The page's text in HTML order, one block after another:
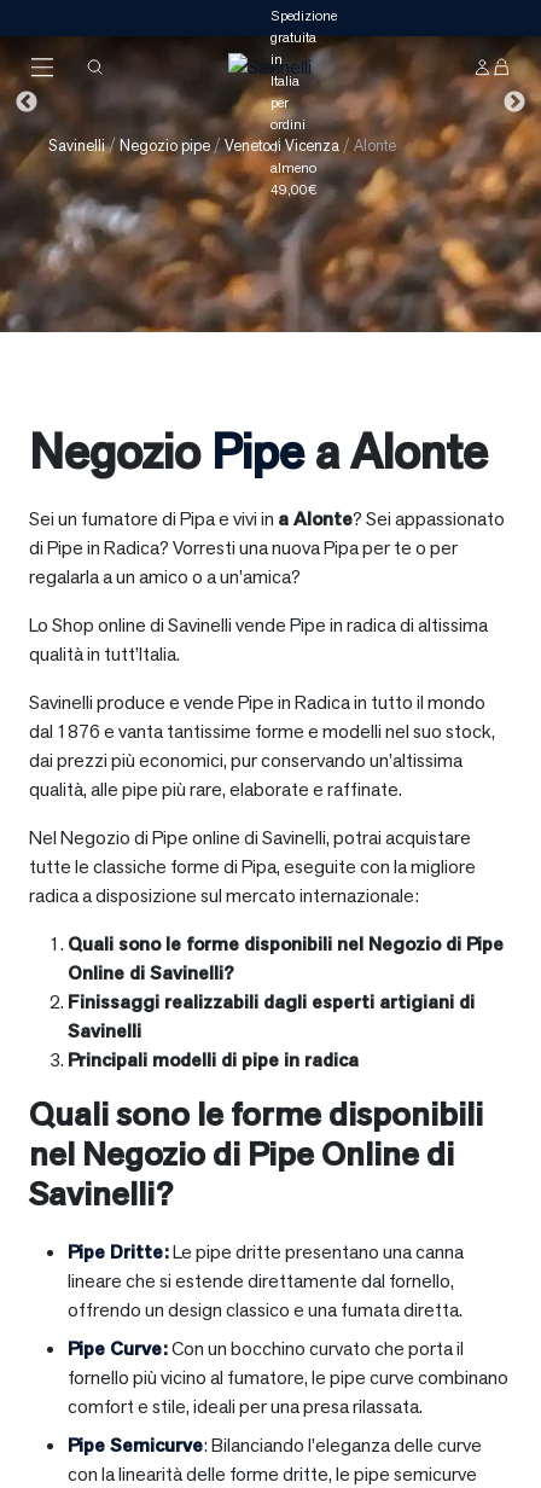
Savinelli/ Negozio pipe/Veneto/Vicenza / Alonte
Negozio Pipea Alonte
Sei un fumatore di Pipa e vivi in aAlonte? Sei appassionato
di Pipe in Radica? Vorresti una nuova Pipa per te o per
regalarla a un amico o a un’amica?
Lo Shop online di Savinelli vende Pipe in radica di altissima
qualità in tutt’Italia.
Savinelli produce e vende Pipe in Radica in tutto il mondo
dal 1876 e vanta tantissime forme e modelli nel suo stock,
dai prezzi più economici, pur conservando un’altissima
qualità, alle pipe più rare, elaborate e raffinate.
Nel Negozio di Pipe online di Savinelli, potrai acquistare
tutte le classiche forme di Pipa, eseguite con la migliore
radica a disposizione sul mercato internazionale:
Quali sono le forme disponibili nel Negozio di Pipe
Online di Savinelli?
Finissaggi realizzabili dagli esperti artigiani di
Savinelli
Principali modelli di pipe in radica
Quali sono le forme disponibili
nel Negozio di Pipe Online di
Savinelli?
Pipe Dritte:Le pipe dritte presentano una canna
lineare che si estende direttamente dal fornello,
offrendo un design classico e una fumata diretta.
Pipe Curve:Con un bocchino curvato che porta il
fornello più vicino al fumatore, le pipe curve combinano
comfort e stile, ideali per una presa rilassata.
Pipe Semicurve: Bilanciando l’eleganza delle curve
con la linearità delle forme dritte, le pipe semicurve